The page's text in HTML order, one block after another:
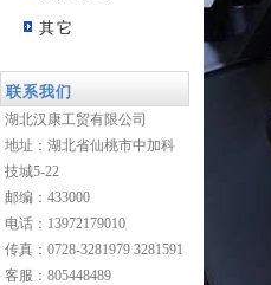
其它
联系我们
湖北汉康工贸有限公司
地址：湖北省仙桃市中加科
技城5-22
邮编：433000
电话：13972179010
传真：0728-3281979 3281591
客服： 805448489